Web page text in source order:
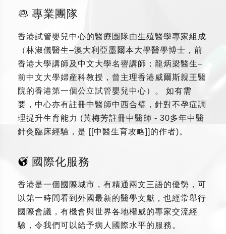
專業團隊
香港試管嬰兒中心的醫療團隊由生殖醫學專家組成
（林淑儀醫生–澳大利亞墨爾本大學醫學博士，前
香港大學講師及中文大學名譽講師；龍炳梁醫生–
前中文大學婦産科教授，曾主理香港威爾斯親王醫
院的香港第一個公立試管嬰兒中心）。 如有需
要，中心亦有註冊中醫師中西合璧，針對不孕症調
理提升生育能力 (黃梅芳註冊中醫師 - 30多年中醫
針灸臨床經驗，是 [[中醫生育攻略]]的作者)。
國際化服務
香港是一個國際城市，有精通兩文三語的優勢，可
以第一時間看到外國最新的醫學文獻，也經常舉行
國際會議，有機會與世界各地權威的專家交流經
驗，令我們可以給予病人國際水平的服務。